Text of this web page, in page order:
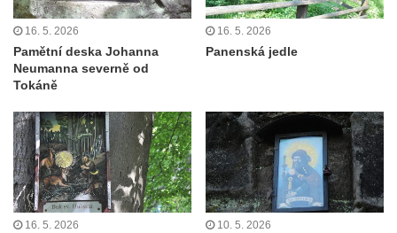
Vyhlídka nad jezírkem v Srbské Kamenici
Vyhlídka Jaroslava Srby
Vyhlídka u kostela svaté Barbory v Dubici
Vyhlídka Václava Krčila
Vyhlídka Mlynářův kámen
Vyhlídky na Řípu (Mělnická, Roudnická,
16. 5. 2026
Pamětní deska Johanna
Neumanna severně od
Tokáně
16. 5. 2026
Panenská jedle
16. 5. 2026 10. 5. 2026